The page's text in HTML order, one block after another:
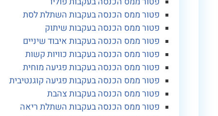
פטור ממס הכנסה בעקבות השתלת לסת
פטור ממס הכנסה בעקבות שיתוק
פטור ממס הכנסה בעקבות איבוד שיניים
פטור ממס הכנסה בעקבות כוויות קשות
פטור ממס הכנסה בעקבות פגיעה מוחית
פטור ממס הכנסה בעקבות פגיעה קוגנטיבית
פטור ממס הכנסה בעקבות צהבת
פטור ממס הכנסה בעקבות השתלת ריאה